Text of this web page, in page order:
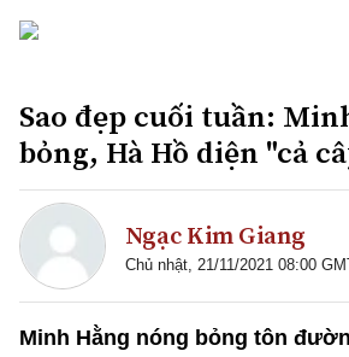
Sao đẹp cuối tuần:
bỏng, Hà Hồ diện "cả
Ngạc Kim Giang
Chủ nhật, 21/11/2021 08:00
Minh Hằng nóng bỏng tôn